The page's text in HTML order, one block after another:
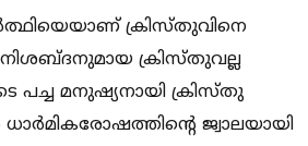
ക്രിസ്തുവിനെ
ക്രിസ്തുവല്ല
പച്ച മനുഷ്യനായി ക്രിസ്തു
ജ്വാലയായി